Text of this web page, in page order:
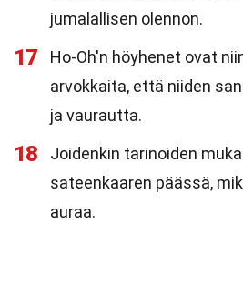
jumalallisen olennon.
17
Ho-Oh'n höyhenet ovat
arvokkaita, että niiden
ja vaurautta.
18
Joidenkin tarinoiden
sateenkaaren päässä,
auraa.